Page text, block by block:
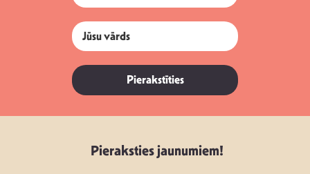
Pierakstīties
Pieraksties jaunumiem!